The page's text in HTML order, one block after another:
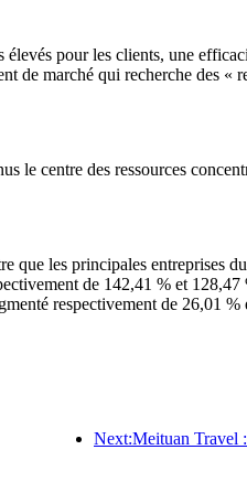
pour les clients, une
de marché qui recherche des «
le centre des ressources
que les principales entreprises
de 142,41 % et
respectivement de 26,01